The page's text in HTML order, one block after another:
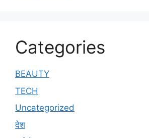
Categories
BEAUTY
TECH
Uncategorized
देश